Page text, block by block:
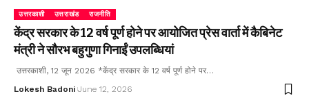
उत्तरकाशी उत्तराखंड राजनीति
केंद्र सरकार के 12 वर्ष पूर्ण होने पर आयोजित प्रेस वार्ता में कैबिनेट
मंत्री ने सौरभ बहुगुणा गिनाईं उपलब्धियां
उत्तरकाशी, 12 जून 2026 *केंद्र सरकार के 12 वर्ष पूर्ण होने पर…
Lokesh Badoni June 12, 2026